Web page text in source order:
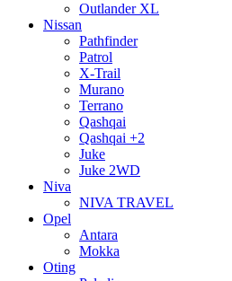
Outlander XL
Nissan
Pathfinder
Patrol
X-Trail
Murano
Terrano
Qashqai
Qashqai +2
Juke
Juke 2WD
Niva
NIVA TRAVEL
Opel
Antara
Mokka
Oting